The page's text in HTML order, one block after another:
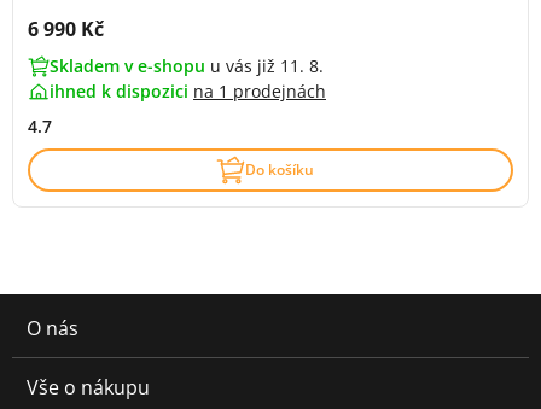
Cena s DPH:
6 990 Kč
Skladem v e-shopu u vás již 11. 8.
ihned k dispozici na 1 prodejnách
4.7
Do košíku
O nás
Vše o nákupu